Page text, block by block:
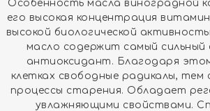
Особенность масла виноградной
его высокая концентрация
высокой биологической
масло содержит самый сильный
антиоксидант. Благодаря
клетках свободные радикалы, тем
процессы старения. Обладает
увлажняющими свойствами.